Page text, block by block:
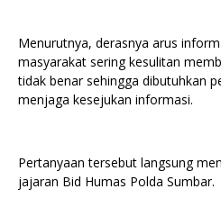
Menurutnya, derasnya arus
masyarakat sering kesulitan
tidak benar sehingga dibutuhkan
menjaga kesejukan informasi.
Pertanyaan tersebut langsung
jajaran Bid Humas Polda Sumbar.